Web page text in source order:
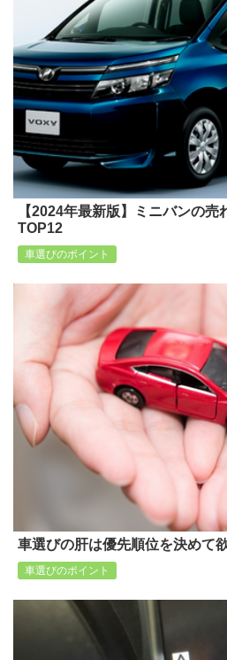
【2024年最新版】ミニバンの
TOP12
車選びのポイント
車選びの肝は優先順位を決めて
車選びのポイント